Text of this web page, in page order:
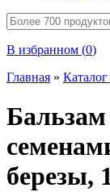
В избранном (0)
Главная »
березы,